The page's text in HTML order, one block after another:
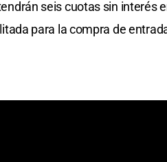
seis cuotas sin interés
para la compra de